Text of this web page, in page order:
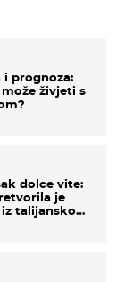
i prognoza:
živjeti s
dolce vite:
je
talijanskog